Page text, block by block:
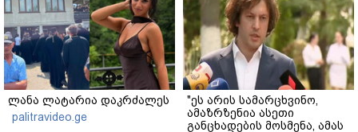
ლანა ლატარია დაკრძალეს
palitravideo.ge
"ეს არის სამარცხვინო,
ამაზრზენია ასეთი
განცხადების მოსმენა, ამას